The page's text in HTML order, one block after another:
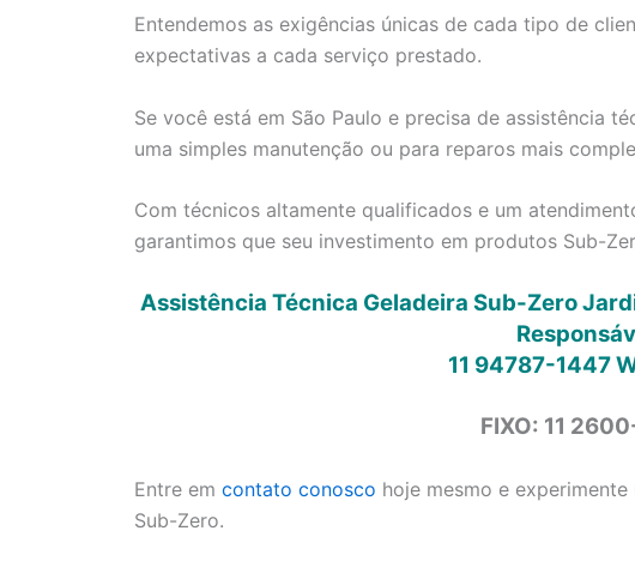
Entendemos as exigências únicas de cada tipo de
expectativas a cada serviço prestado.
Se você está em São Paulo e precisa de assistência
uma simples manutenção ou para reparos mais
Com técnicos altamente qualificados e um
garantimos que seu investimento em produtos Sub-
Assistência Técnica Geladeira Sub-Zero
11 94787-1447
FIXO: 11
Entre em contato conosco hoje mesmo e
Sub-Zero.